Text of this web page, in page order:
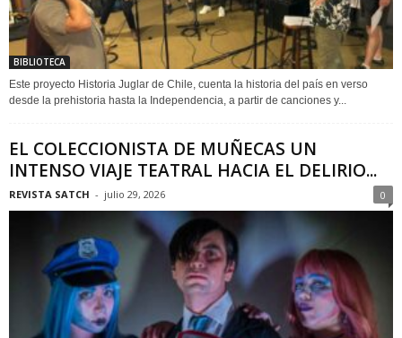
BIBLIOTECA
Este proyecto Historia Juglar de Chile, cuenta la historia del país en verso
desde la prehistoria hasta la Independencia, a partir de canciones y...
EL COLECCIONISTA DE MUÑECAS UN
INTENSO VIAJE TEATRAL HACIA EL DELIRIO...
REVISTA SATCH - julio 29, 2026 0